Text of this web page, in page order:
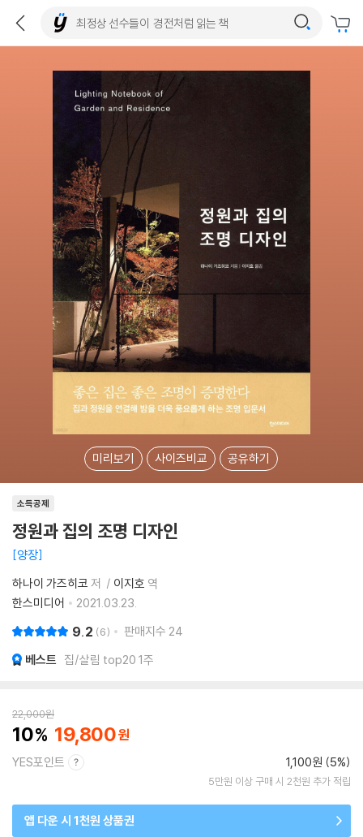
미리보기 사이즈비교 공유하기
소득공제
정원과 집의 조명 디자인
양장
하나이 가즈히코 저 이지호 역
한스미디어
2021.03.23.
9.2 6 판매지수 24
베스트 집/살림 top20 1주
22,000원
10 19,800
YES포인트 1,100원 (5%)
5만원 이상 구매 시 2천원 추가 적립
앱 다운 시 1천원 상품권